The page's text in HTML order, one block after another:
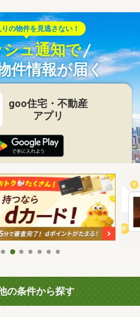
の物件を見逃さない！
ュ通知で
件情報が届く
goo住宅・不動産
アプリ
の条件から探す